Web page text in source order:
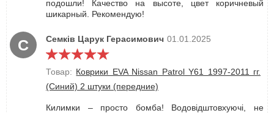
подошли! Качество на высоте, цвет коричневый
шикарный. Рекомендую!
С Семків Царук Герасимович 01.01.2025
Товар: Коврики EVA Nissan Patrol Y61 1997-2011 гг.
(Синий) 2 штуки (передние)
Килимки – просто бомба! Водовідштовхуючі, не